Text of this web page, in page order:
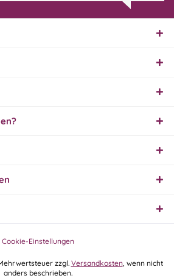
Cookie-Einstellungen
zzgl. Versandkosten, wenn nicht
anders beschrieben.